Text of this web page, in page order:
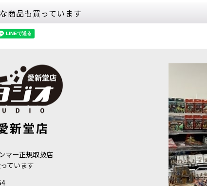
商品も買っています
[シタデルカラー：CONTRAST] MAGOS PURPLE マゴ
新堂店
マー正規取扱店
ています